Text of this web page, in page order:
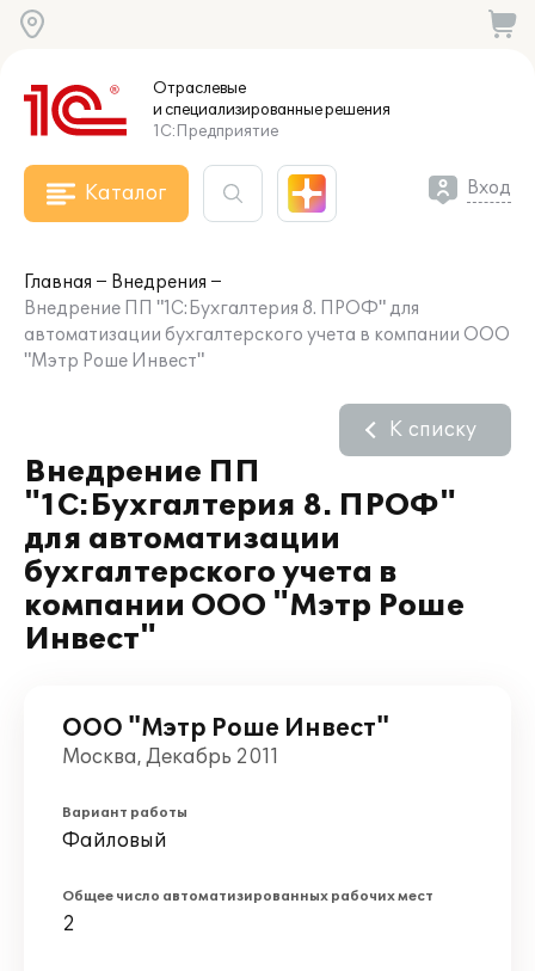
Отраслевые
и специализированныерешения
1С:Предприятие
Каталог Вход
Главная
Внедрения
Внедрение ПП "1С:Бухгалтерия 8. ПРОФ" для
автоматизации бухгалтерского учета в компании ООО
"Мэтр Роше Инвест"
Внедрение ПП
"1С:Бухгалтерия 8. ПРОФ"
для автоматизации
бухгалтерского учета в
компании ООО "Мэтр Роше
Инвест"
К списку
ООО "Мэтр Роше Инвест"
Москва, Декабрь 2011
Вариант работы
Файловый
Общее число автоматизированных рабочих мест
2